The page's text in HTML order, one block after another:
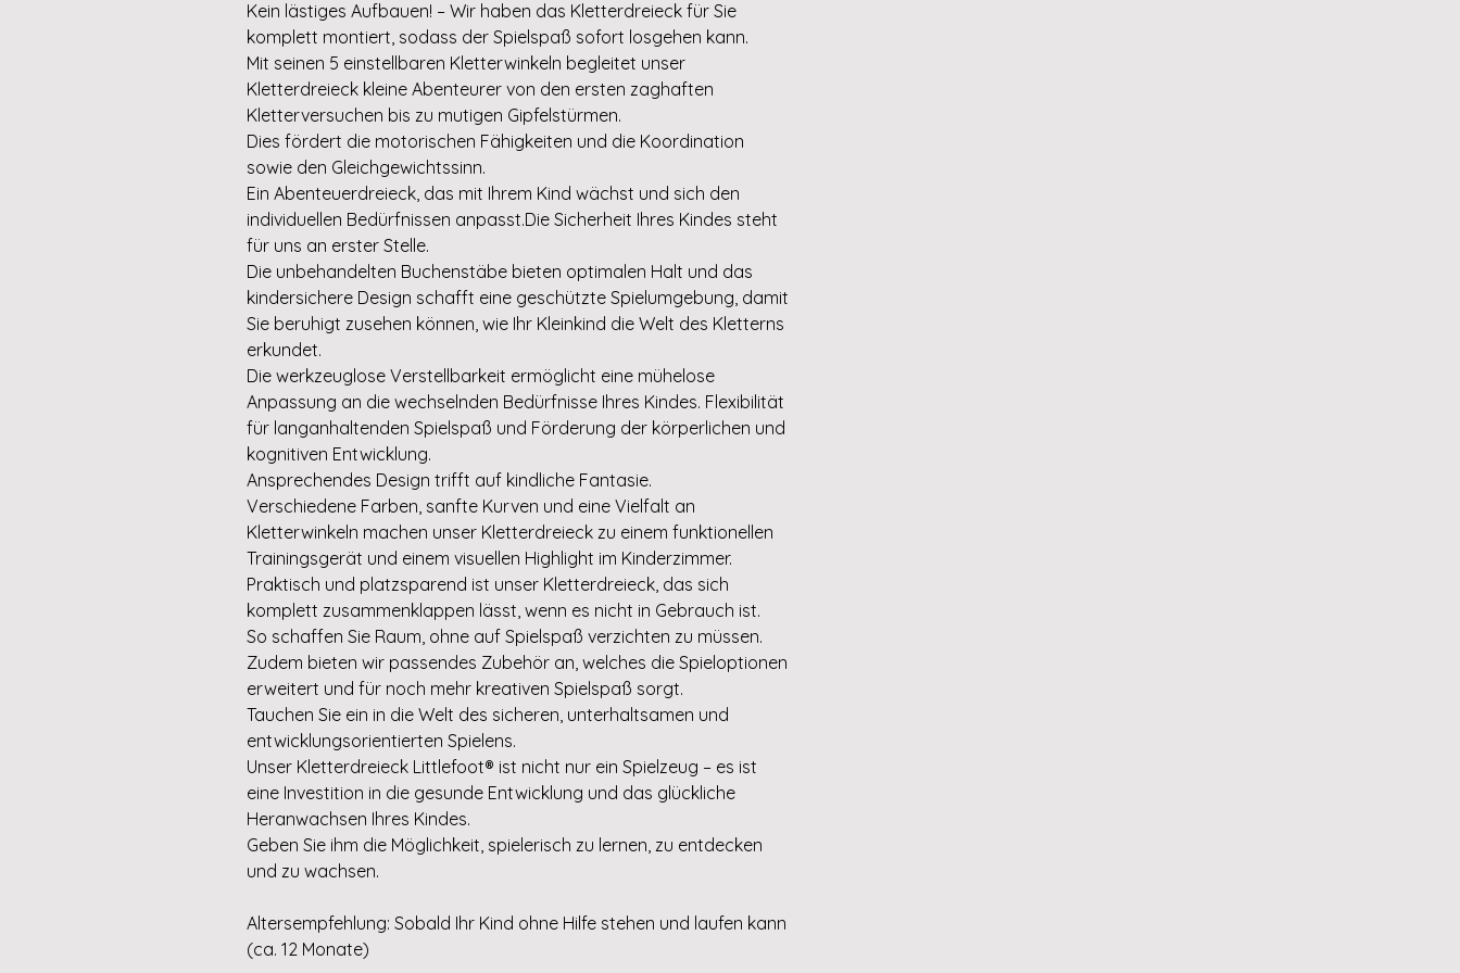
Kein lästiges Aufbauen! – Wir haben das Kletterdreieck für Sie
komplett montiert, sodass der Spielspaß sofort losgehen kann.
Mit seinen 5 einstellbaren Kletterwinkeln begleitet unser
Kletterdreieck kleine Abenteurer von den ersten zaghaften
Kletterversuchen bis zu mutigen Gipfelstürmen.
Dies fördert die motorischen Fähigkeiten und die Koordination
sowie den Gleichgewichtssinn.
Ein Abenteuerdreieck, das mit Ihrem Kind wächst und sich den
individuellen Bedürfnissen anpasst.Die Sicherheit Ihres Kindes steht
für uns an erster Stelle.
Die unbehandelten Buchenstäbe bieten optimalen Halt und das
kindersichere Design schafft eine geschützte Spielumgebung, damit
Sie beruhigt zusehen können, wie Ihr Kleinkind die Welt des Kletterns
erkundet.
Die werkzeuglose Verstellbarkeit ermöglicht eine mühelose
Anpassung an die wechselnden Bedürfnisse Ihres Kindes. Flexibilität
für langanhaltenden Spielspaß und Förderung der körperlichen und
kognitiven Entwicklung.
Ansprechendes Design trifft auf kindliche Fantasie.
Verschiedene Farben, sanfte Kurven und eine Vielfalt an
Kletterwinkeln machen unser Kletterdreieck zu einem funktionellen
Trainingsgerät und einem visuellen Highlight im Kinderzimmer.
Praktisch und platzsparend ist unser Kletterdreieck, das sich
komplett zusammenklappen lässt, wenn es nicht in Gebrauch ist.
So schaffen Sie Raum, ohne auf Spielspaß verzichten zu müssen.
Zudem bieten wir passendes Zubehör an, welches die Spieloptionen
erweitert und für noch mehr kreativen Spielspaß sorgt.
Tauchen Sie ein in die Welt des sicheren, unterhaltsamen und
entwicklungsorientierten Spielens.
Unser Kletterdreieck Littlefoot® ist nicht nur ein Spielzeug – es ist
eine Investition in die gesunde Entwicklung und das glückliche
Heranwachsen Ihres Kindes.
Geben Sie ihm die Möglichkeit, spielerisch zu lernen, zu entdecken
und zu wachsen.
Altersempfehlung: Sobald Ihr Kind ohne Hilfe stehen und laufen kann
(ca. 12 Monate)